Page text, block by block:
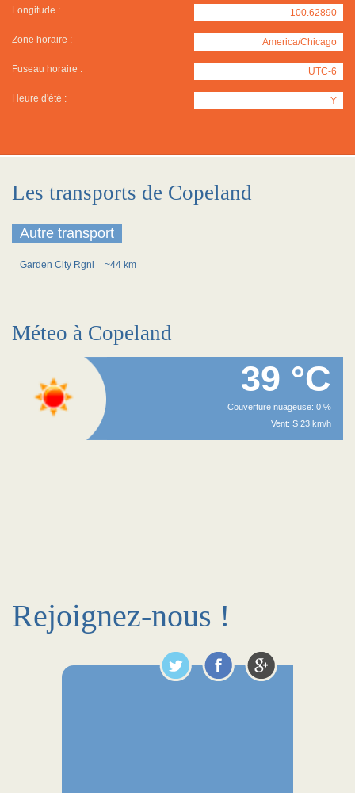
Longitude : -100.62890
Zone horaire : America/Chicago
Fuseau horaire : UTC-6
Heure d'été : Y
Les transports de Copeland
Autre transport
Garden City Rgnl ~44 km
Méteo à Copeland
39 °C
Couverture nuageuse: 0 %
Vent: S 23 km/h
Rejoignez-nous !